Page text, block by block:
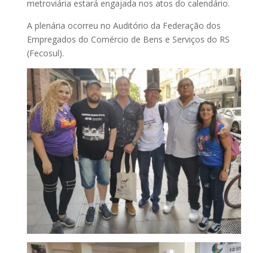
metroviária estará engajada nos atos do calendário.
A plenária ocorreu no Auditório da Federação dos
Empregados do Comércio de Bens e Serviços do RS
(Fecosul).